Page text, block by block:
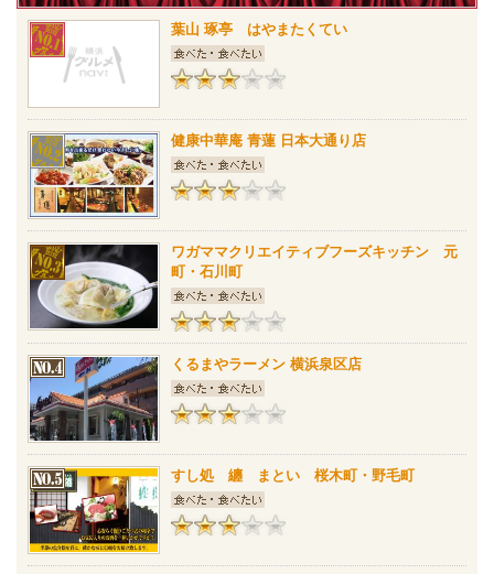
葉山 琢亭 はやまたくてい
健康中華庵 青蓮 日本大通り店
ワガママクリエイティブフーズキッチン 元
町・石川町
くるまやラーメン 横浜泉区店
すし処 纏 まとい 桜木町・野毛町